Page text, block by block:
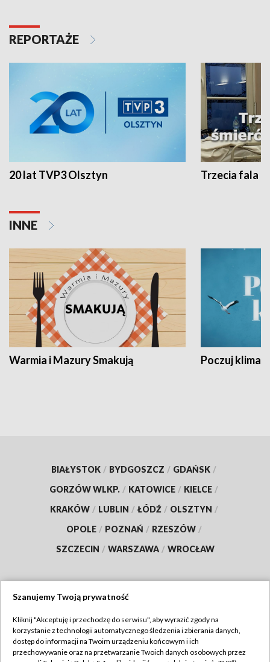
REPORTAŻE
20 lat TVP3 Olsztyn Trzecia fala -
INNE
Warmia i Mazury Smakują Poczuj klimat
BIAŁYSTOK / BYDGOSZCZ / GDAŃSK /
GORZÓW WLKP. / KATOWICE / KIELCE /
KRAKÓW / LUBLIN / ŁÓDŹ / OLSZTYN /
OPOLE / POZNAŃ / RZESZÓW /
SZCZECIN / WARSZAWA / WROCŁAW
TVP
Abonament TVP
Regulamin TVP
Szanujemy Twoją prywatność
Kliknij "Akceptuję i przechodzę do serwisu", aby wyrazić zgody na
korzystanie z technologii automatycznego śledzenia i zbierania danych,
dostęp do informacji na Twoim urządzeniu końcowym i ich
przechowywanie oraz na przetwarzanie Twoich danych osobowych przez